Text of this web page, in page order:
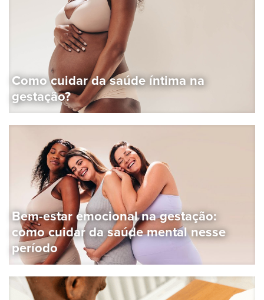
Como cuidar da saúde íntima na
gestação?
Bem-estar emocional na gestação:
como cuidar da saúde mental nesse
período